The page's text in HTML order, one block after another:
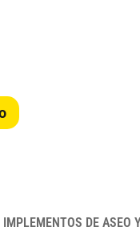
IMPLEMENTOS DE ASEO